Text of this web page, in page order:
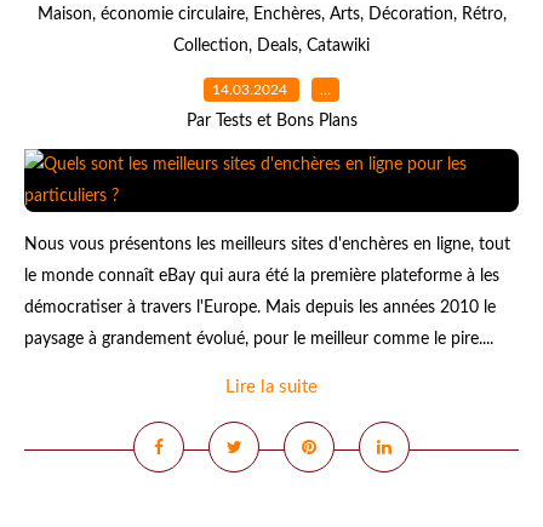
Maison, économie circulaire, Enchères, Arts, Décoration, Rétro,
Collection, Deals, Catawiki
14.03.2024 …
Par Tests et Bons Plans
Nous vous présentons les meilleurs sites d'enchères en ligne, tout
le monde connaît eBay qui aura été la première plateforme à les
démocratiser à travers l'Europe. Mais depuis les années 2010 le
paysage à grandement évolué, pour le meilleur comme le pire....
Lire la suite